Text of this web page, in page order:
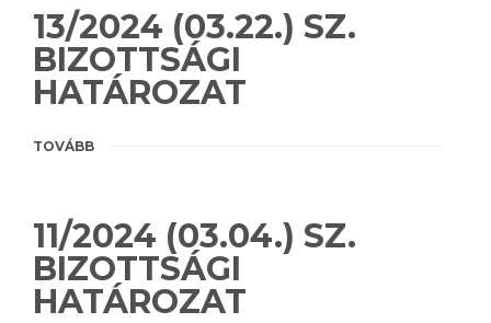
13/2024 (03.22.) SZ.
BIZOTTSÁGI
HATÁROZAT
TOVÁBB
11/2024 (03.04.) SZ.
BIZOTTSÁGI
HATÁROZAT